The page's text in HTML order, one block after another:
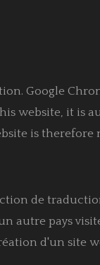
Google
website, it is
is therefore
de
autre pays
d'un site